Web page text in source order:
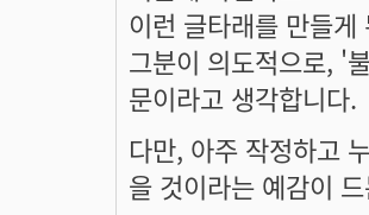
이런 글타래를 만들
그분이 의도적으로, '
문이라고 생각합니다.
다만, 아주 작정하고
을 것이라는 예감이